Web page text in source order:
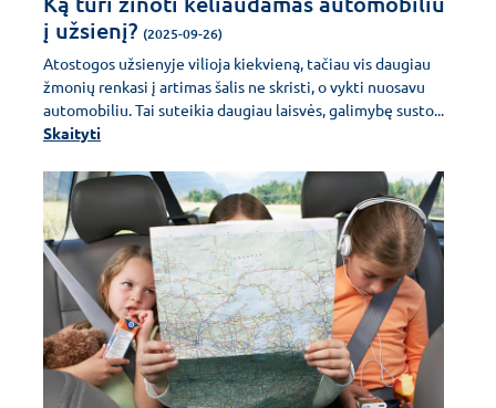
į užsienį? (2025-09-26)
Atostogos užsienyje vilioja kiekvieną, tačiau vis daugiau
žmonių renkasi į artimas šalis ne skristi, o vykti nuosavu
automobiliu. Tai suteikia daugiau laisvės, galimybę susto...
Skaityti